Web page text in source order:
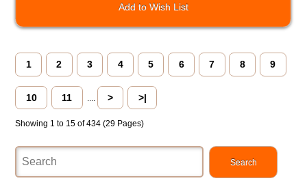
Add to Wish List
1 2 3 4 5 6 7 8 9
10 11 .... > >|
Showing 1 to 15 of 434 (29 Pages)